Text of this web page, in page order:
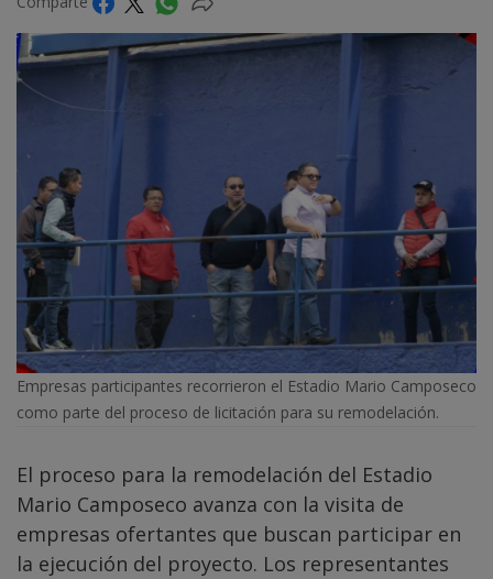
Empresas participantes recorrieron el Estadio Mario Camposeco
como parte del proceso de licitación para su remodelación.
El proceso para la remodelación del Estadio
Mario Camposeco avanza con la visita de
empresas ofertantes que buscan participar en
la ejecución del proyecto. Los representantes